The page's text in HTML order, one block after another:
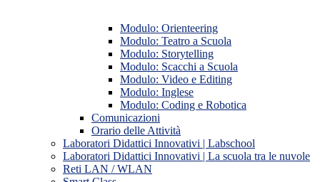
Modulo: Orienteering
Modulo: Teatro a Scuola
Modulo: Storytelling
Modulo: Scacchi a Scuola
Modulo: Video e Editing
Modulo: Inglese
Modulo: Coding e Robotica
Comunicazioni
Orario delle Attività
Laboratori Didattici Innovativi | Labschool
Laboratori Didattici Innovativi | La scuola tra le nuvole
Reti LAN / WLAN